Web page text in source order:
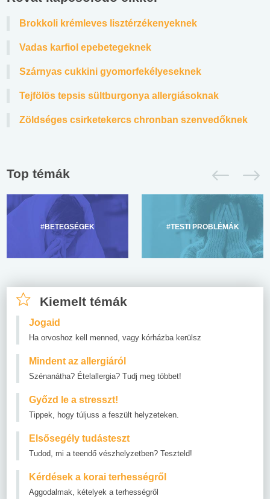
Brokkoli krémleves lisztérzékenyeknek
Vadas karfiol epebetegeknek
Szárnyas cukkini gyomorfekélyeseknek
Tejfölös tepsis sültburgonya allergiásoknak
Zöldséges csirketekercs chronban szenvedőknek
Top témák
#BETEGSÉGEK #TESTI PROBLÉMÁK
Kiemelt témák
Jogaid
Ha orvoshoz kell menned, vagy kórházba kerülsz
Mindent az allergiáról
Szénanátha? Ételallergia? Tudj meg többet!
Győzd le a stresszt!
Tippek, hogy túljuss a feszült helyzeteken.
Elsősegély tudásteszt
Tudod, mi a teendő vészhelyzetben? Teszteld!
Kérdések a korai terhességről
Aggodalmak, kételyek a terhességről